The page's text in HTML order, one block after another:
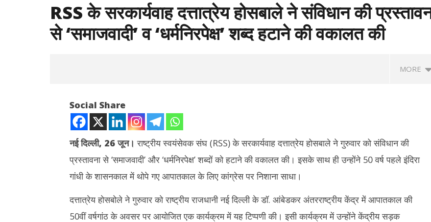
RSS के सरकार्यवाह दत्तात्रेय होसबाले ने संविधान की
से ‘समाजवादी’ व ‘धर्मनिरपेक्ष’ शब्द हटाने की वकालत की
MORE
की प्रस्तावना से ‘समाजवादी’ व ‘धर्मनिरपेक्ष’ शब्द
हटाने की वकालत की
June
पर लड़की को सोने का सिक्का, जन्म पर बच्चे को
June
दुर्घटना में मौत, छोटे भाई का शव देख बिलख पड़ा
June
Social Share
नई दिल्ली, 26 जून। राष्ट्रीय स्वयंसेवक संघ (RSS) के सरकार्यवाह दत्तात्रेय होसबाले ने गुरुवार को संविधान की
प्रस्तावना से ‘समाजवादी’ और ‘धर्मनिरपेक्ष’ शब्दों को हटाने की वकालत की। इसके साथ ही उन्होंने 50 वर्ष पहले इंदिरा
गांधी के शासनकाल में थोपे गए आपातकाल के लिए कांग्रेस पर निशाना साधा।
दत्तात्रेय होसबोले ने गुरुवार को राष्ट्रीय राजधानी नई दिल्ली के डॉ. आंबेडकर अंतरराष्ट्रीय केंद्र में आपातकाल की
50वीं वर्षगांठ के अवसर पर आयोजित एक कार्यक्रम में यह टिप्पणी की। इसी कार्यक्रम में उन्होंने केंद्रीय सड़क